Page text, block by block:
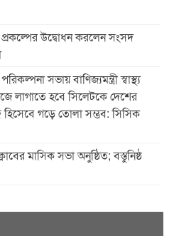
প্রকল্পের উদ্বোধন করলেন সংসদ
সভায় বাণিজ্যমন্ত্রী স্বাস্থ্য
লাগাতে হবে সিলেটকে দেশের
হিসেবে গড়ে তোলা সম্ভব: সিসিক
মাসিক সভা অনুষ্ঠিত; বস্তুনিষ্ঠ